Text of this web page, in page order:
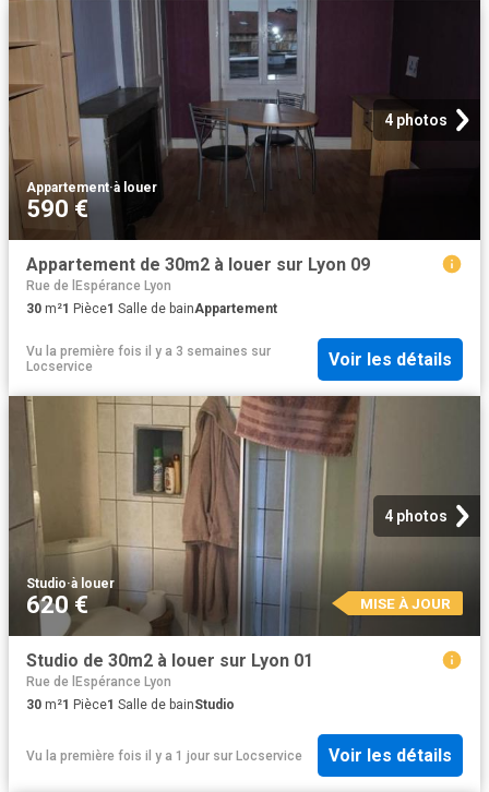
4 photos
Appartement·à louer
590 €
Appartement de 30m2 à louer sur Lyon 09
Rue de lEspérance Lyon
30 m²1 Pièce1 Salle de bainAppartement
Vu la première fois il y a 3 semaines sur
Locservice
Voir les détails
4 photos
Studio·à louer
620 € MISE À JOUR
Studio de 30m2 à louer sur Lyon 01
Rue de lEspérance Lyon
30 m²1 Pièce1 Salle de bainStudio
Vu la première fois il y a 1 jour sur Locservice Voir les détails